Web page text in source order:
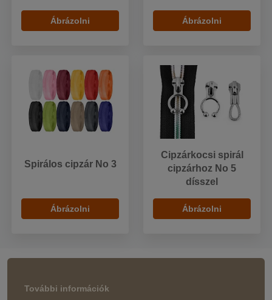
Ábrázolni Ábrázolni
Spirálos cipzár No 3
Ábrázolni
Cipzárkocsi spirál
cipzárhoz No 5
dísszel
Ábrázolni
További információk